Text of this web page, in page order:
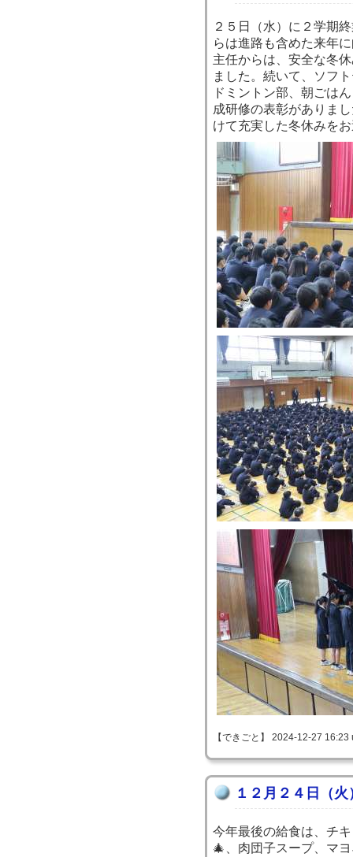
２５日（水）に２学期
らは進路も含めた来年
主任からは、安全な冬
ました。続いて、ソフ
ドミントン部、朝ごは
成研修の表彰がありま
けて充実した冬休みを
【できごと】 2024-12-27
１２月２４日（火
今年最後の給食は、チ
🎄、肉団子スープ、マ